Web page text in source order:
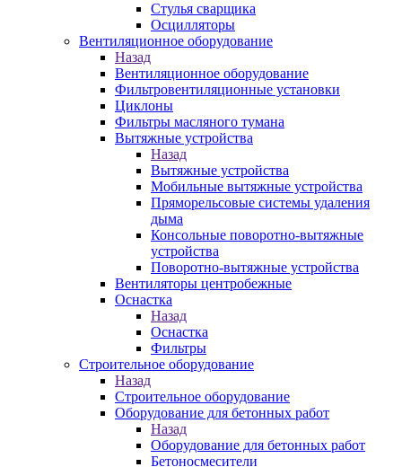
Стулья сварщика
Осцилляторы
Вентиляционное оборудование
Назад
Вентиляционное оборудование
Фильтровентиляционные установки
Циклоны
Фильтры масляного тумана
Вытяжные устройства
Назад
Вытяжные устройства
Мобильные вытяжные устройства
Пряморельсовые системы удаления
дыма
Консольные поворотно-вытяжные
устройства
Поворотно-вытяжные устройства
Вентиляторы центробежные
Оснастка
Назад
Оснастка
Фильтры
Строительное оборудование
Назад
Строительное оборудование
Оборудование для бетонных работ
Назад
Оборудование для бетонных работ
Бетоносмесители